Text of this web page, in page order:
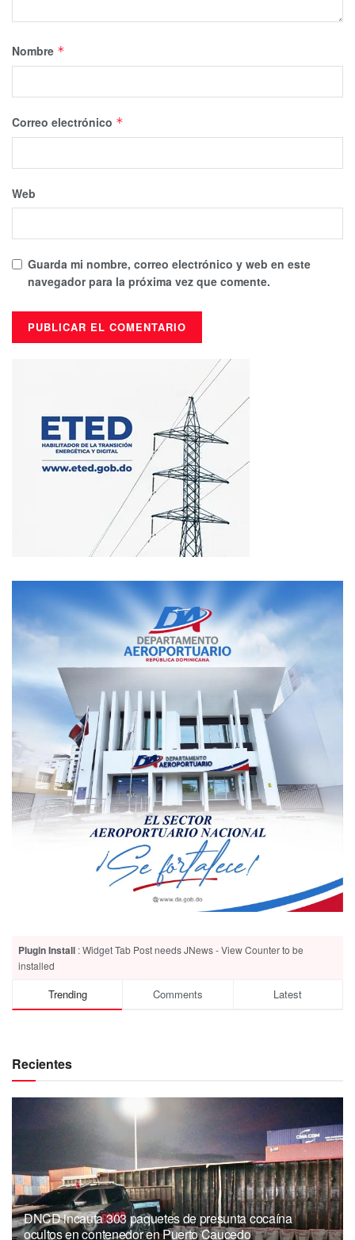
Nombre *
Correo electrónico *
Web
Guarda mi nombre, correo electrónico y web en este
navegador para la próxima vez que comente.
Plugin Install : Widget Tab Post needs JNews - View Counter to be
installed
Trending Comments Latest
Recientes
DNCD incauta 303 paquetes de presunta cocaína
ocultos en contenedor en Puerto Caucedo